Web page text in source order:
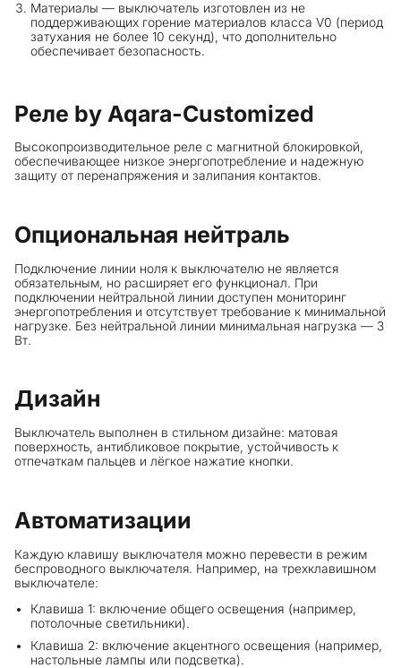
Материалы — выключатель изготовлен из не
поддерживающих горение материалов класса V0 (период
затухания не более 10 секунд), что дополнительно
обеспечивает безопасность.
Реле by Aqara-Customized
Высокопроизводительное реле с магнитной блокировкой,
обеспечивающее низкое энергопотребление и надежную
защиту от перенапряжения и залипания контактов.
Опциональная нейтраль
Подключение линии ноля к выключателю не является
обязательным, но расширяет его функционал. При
подключении нейтральной линии доступен мониторинг
энергопотребления и отсутствует требование к минимальной
нагрузке. Без нейтральной линии минимальная нагрузка — 3
Вт.
Дизайн
Выключатель выполнен в стильном дизайне: матовая
поверхность, антибликовое покрытие, устойчивость к
отпечаткам пальцев и лёгкое нажатие кнопки.
Автоматизации
Каждую клавишу выключателя можно перевести в режим
беспроводного выключателя. Например, на трехклавишном
выключателе:
Клавиша 1: включение общего освещения (например,
потолочные светильники).
Клавиша 2: включение акцентного освещения (например,
настольные лампы или подсветка).